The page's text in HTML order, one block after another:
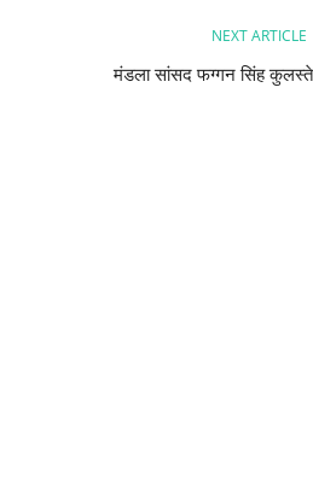
NEXT ARTICLE
मंडला सांसद फग्गन सिंह